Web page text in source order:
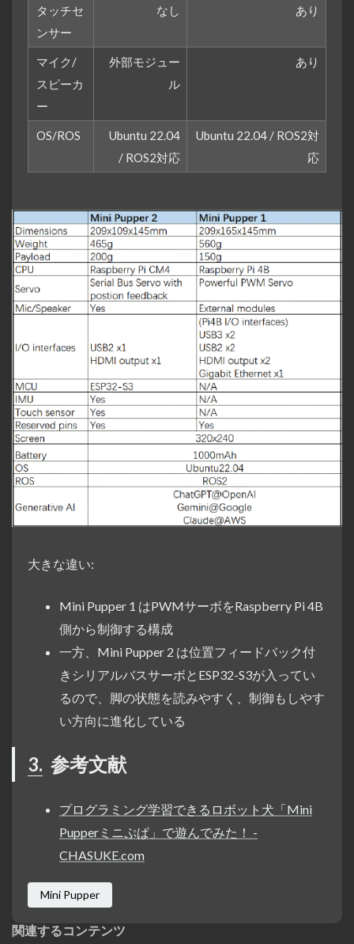
タッチセ
ンサー
なし あり
マイク/
スピーカ
ー
外部モジュー
ル
あり
OS/ROS
Ubuntu 22.04
/ ROS2対応
Ubuntu 22.04 / ROS2対
応
大きな違い:
Mini Pupper 1 はPWMサーボをRaspberry Pi 4B
側から制御する構成
一方、Mini Pupper 2 は位置フィードバック付
きシリアルバスサーボとESP32-S3が入ってい
るので、脚の状態を読みやすく、制御もしやす
い方向に進化している
3. 参考文献
プログラミング学習できるロボット犬「Mini
Pupperミニぷぱ」で遊んでみた！ -
CHASUKE.com
Mini Pupper
関連するコンテンツ